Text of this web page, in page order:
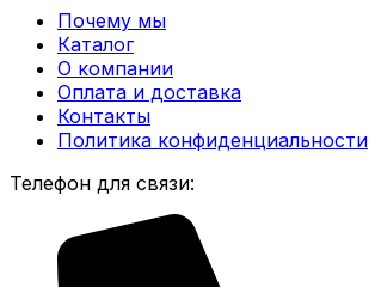
Почему мы
Каталог
О компании
Оплата и доставка
Контакты
Политика конфиденциальности
Телефон для связи: